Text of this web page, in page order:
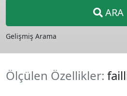
ARA
Gelişmiş Arama
Ölçülen Özellikler: